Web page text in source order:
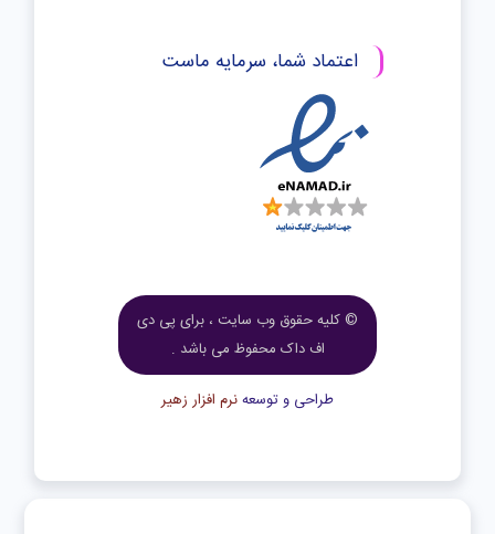
اعتماد شما، سرمایه ماست
© کلیه حقوق وب سایت ، برای پی دی
اف داک محفوظ می باشد .
طراحی و توسعهنرم افزار زهیر